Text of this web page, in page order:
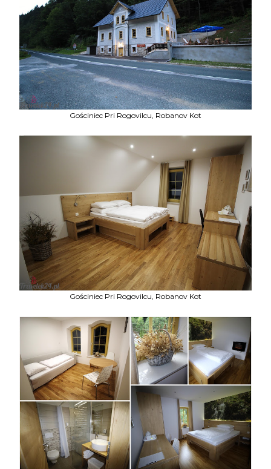
Gościniec Pri Rogovilcu, Robanov Kot
Gościniec Pri Rogovilcu, Robanov Kot